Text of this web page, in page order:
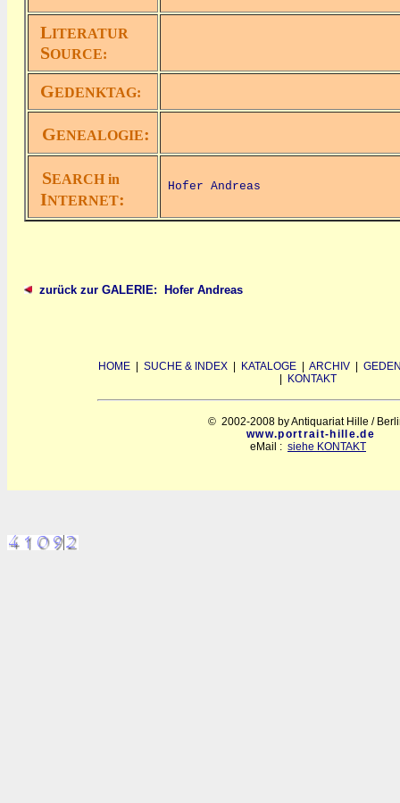
LITERATUR
SOURCE:
GEDENKTAG:
GENEALOGIE:
SEARCH in
INTERNET:
Hofer Andreas
zurück zur GALERIE: Hofer Andreas
HOME SUCHE & INDEX KATALOGE ARCHIV
KONTAKT
© 2002-2008 by Antiquariat Hille /
www.portrait-hille.de
eMail : siehe KONTAKT